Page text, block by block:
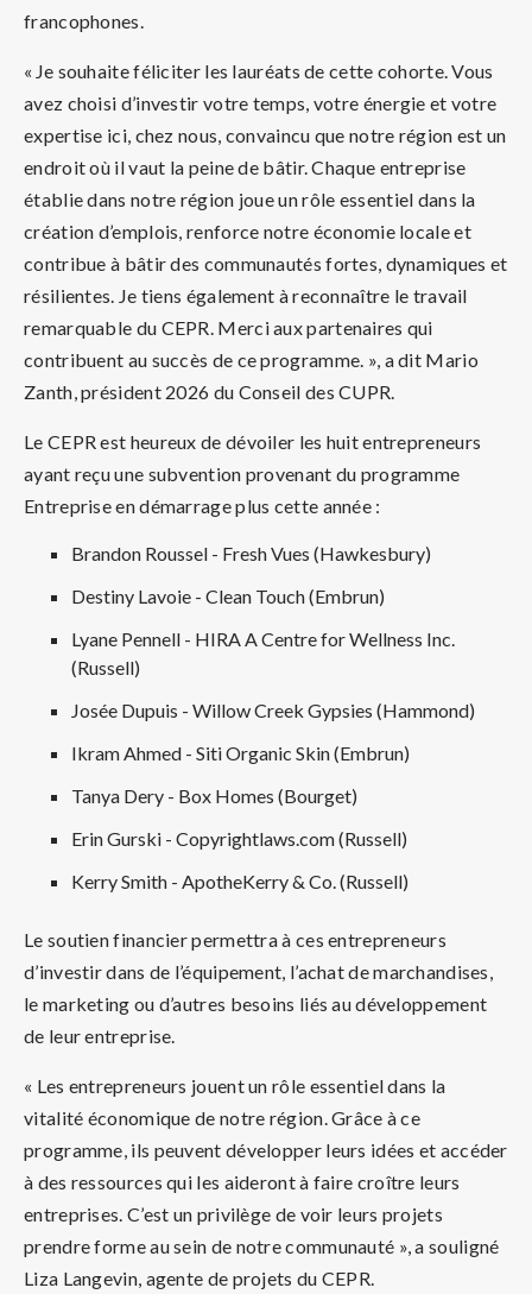
francophones.
« Je souhaite féliciter les lauréats de cette cohorte. Vous
avez choisi d’investir votre temps, votre énergie et votre
expertise ici, chez nous, convaincu que notre région est un
endroit où il vaut la peine de bâtir. Chaque entreprise
établie dans notre région joue un rôle essentiel dans la
création d’emplois, renforce notre économie locale et
contribue à bâtir des communautés fortes, dynamiques et
résilientes. Je tiens également à reconnaître le travail
remarquable du CEPR. Merci aux partenaires qui
contribuent au succès de ce programme. », a dit Mario
Zanth, président 2026 du Conseil des CUPR.
Le CEPR est heureux de dévoiler les huit entrepreneurs
ayant reçu une subvention provenant du programme
Entreprise en démarrage plus cette année :
Brandon Roussel - Fresh Vues (Hawkesbury)
Destiny Lavoie - Clean Touch (Embrun)
Lyane Pennell - HIRA A Centre for Wellness Inc.
(Russell)
Josée Dupuis - Willow Creek Gypsies (Hammond)
Ikram Ahmed - Siti Organic Skin (Embrun)
Tanya Dery - Box Homes (Bourget)
Erin Gurski - Copyrightlaws.com (Russell)
Kerry Smith - ApotheKerry & Co. (Russell)
Le soutien financier permettra à ces entrepreneurs
d’investir dans de l’équipement, l’achat de marchandises,
le marketing ou d’autres besoins liés au développement
de leur entreprise.
« Les entrepreneurs jouent un rôle essentiel dans la
vitalité économique de notre région. Grâce à ce
programme, ils peuvent développer leurs idées et accéder
à des ressources qui les aideront à faire croître leurs
entreprises. C’est un privilège de voir leurs projets
prendre forme au sein de notre communauté », a souligné
Liza Langevin, agente de projets du CEPR.